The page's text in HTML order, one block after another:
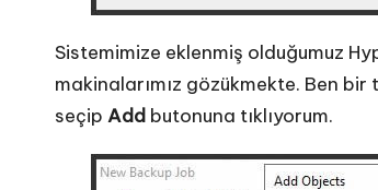
Sistemimize eklenmiş olduğumuz
makinalarımız gözükmekte. Ben
seçip Add butonuna tıklıyorum.